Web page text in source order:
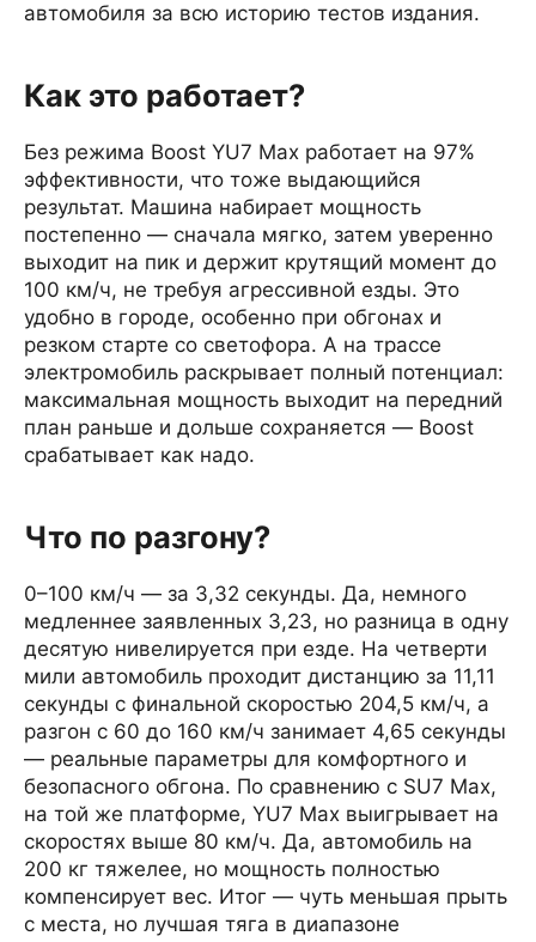
автомобиля за всю историю тестов издания.
Как это работает?
Без режима Boost YU7 Max работает на 97%
эффективности, что тоже выдающийся
результат. Машина набирает мощность
постепенно — сначала мягко, затем уверенно
выходит на пик и держит крутящий момент до
100 км/ч, не требуя агрессивной езды. Это
удобно в городе, особенно при обгонах и
резком старте со светофора. А на трассе
электромобиль раскрывает полный потенциал:
максимальная мощность выходит на передний
план раньше и дольше сохраняется — Boost
срабатывает как надо.
Что по разгону?
0–100 км/ч — за 3,32 секунды. Да, немного
медленнее заявленных 3,23, но разница в одну
десятую нивелируется при езде. На четверти
мили автомобиль проходит дистанцию за 11,11
секунды с финальной скоростью 204,5 км/ч, а
разгон с 60 до 160 км/ч занимает 4,65 секунды
— реальные параметры для комфортного и
безопасного обгона. По сравнению с SU7 Max,
на той же платформе, YU7 Max выигрывает на
скоростях выше 80 км/ч. Да, автомобиль на
200 кг тяжелее, но мощность полностью
компенсирует вес. Итог — чуть меньшая прыть
с места, но лучшая тяга в диапазоне